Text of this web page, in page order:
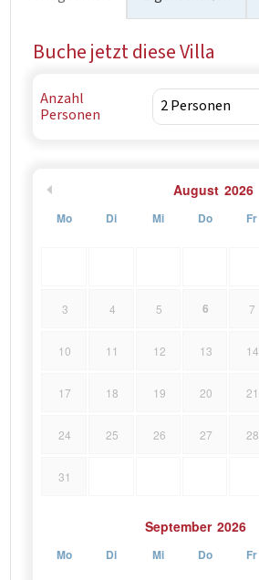
Buche jetzt diese Villa
Anzahl
Personen
August 2026
Mo Di Mi Do Fr
3 4 5 6 7
10 11 12 13 14
17 18 19 20 21
24 25 26 27 28
31
September 2026
Mo Di Mi Do Fr